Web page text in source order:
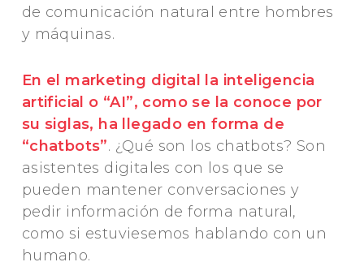
de comunicación natural entre hombres
y máquinas.
En el marketing digital la inteligencia
artificial o “AI”, como se la conoce por
su siglas, ha llegado en forma de
“chatbots”. ¿Qué son los chatbots? Son
asistentes digitales con los que se
pueden mantener conversaciones y
pedir información de forma natural,
como si estuviesemos hablando con un
humano.